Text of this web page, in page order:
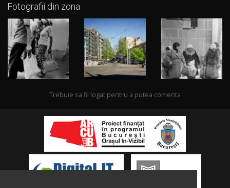
Fotografii din zona
Trebuie sa fii logat pentru a putea comenta